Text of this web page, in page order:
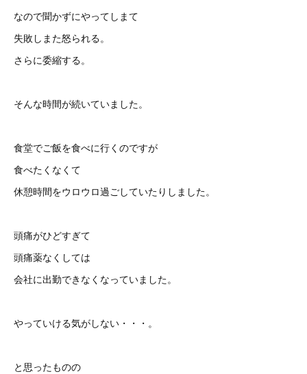
なので聞かずにやってしまて
失敗しまた怒られる。
さらに委縮する。
そんな時間が続いていました。
食堂でご飯を食べに行くのですが
食べたくなくて
休憩時間をウロウロ過ごしていたりしました。
頭痛がひどすぎて
頭痛薬なくしては
会社に出勤できなくなっていました。
やっていける気がしない・・・。
と思ったものの